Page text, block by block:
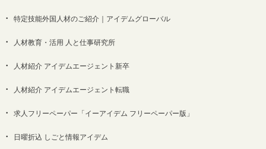
特定技能外国人材のご紹介｜アイデムグローバル
人材教育・活用 人と仕事研究所
人材紹介 アイデムエージェント新卒
人材紹介 アイデムエージェント転職
求人フリーペーパー「イーアイデム フリーペーパー版」
日曜折込 しごと情報アイデム